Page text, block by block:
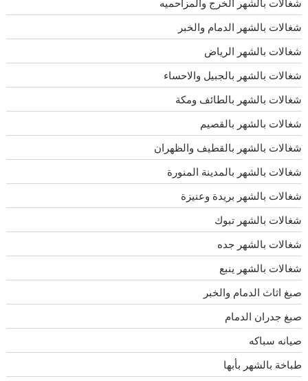
شغالات بالشهر الخرج والمزاحميه
شغالات بالشهر الدمام والخبر
شغالات بالشهر الرياض
شغالات بالشهر بالجبيل والاحساء
شغالات بالشهر بالطائف ومكة
شغالات بالشهر بالقصيم
شغالات بالشهر بالقطيف والظهران
شغالات بالشهر بالمدينة المنورة
شغالات بالشهر بريدة وعنيزة
شغالات بالشهر تبوك
شغالات بالشهر جده
شغالات بالشهر ينبع
صبغ اثاث الدمام والخبر
صبغ جدران الدمام
صيانه سباكه
طباخة بالشهر بأبها